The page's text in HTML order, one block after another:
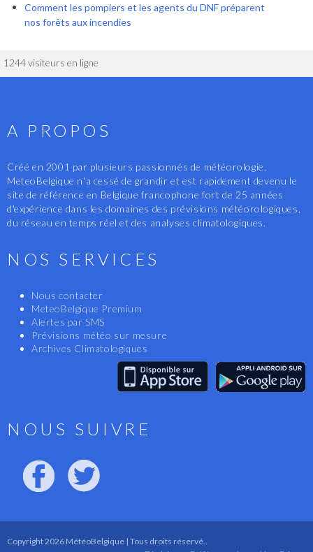
Comment les pompiers et les agents du DNF préparent
nos forêts aux incendies
1244 visiteurs en ligne
A PROPOS
Créé en 2001 par plusieurs passionnés de météorologie,
MeteoBelgique n'a cessé de grandir et est rapidement devenu le
site de référence en Belgique francophone fort de 25 années
d'expérience dans les domaines des prévisions météorologiques,
du réseau en temps réel et des analyses climatologiques.
NOS SERVICES
Nous contacter
MeteoBelgique Premium
Alertes par SMS
Prévisions météo sur mesure
Archives Climatologiques
NOUS SUIVRE
Copyright 2026 MétéoBelgique | Tous droits réservé..